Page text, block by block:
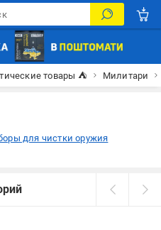
товары ⛺ Милитари
для чистки оружия